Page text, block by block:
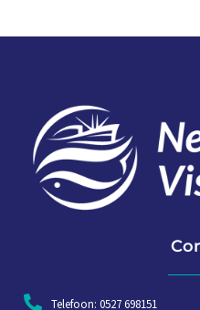
Telefoon: 0527 698151